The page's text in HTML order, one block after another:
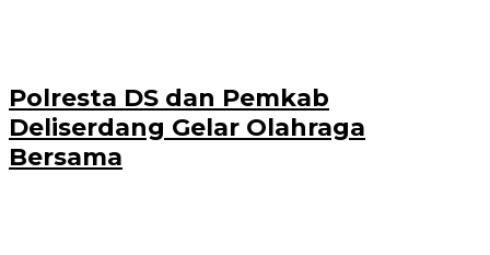
Polresta DS dan Pemkab
Deliserdang Gelar Olahraga
Bersama